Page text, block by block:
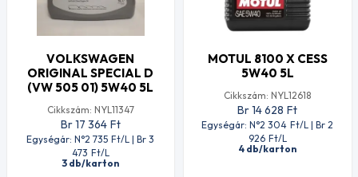
VOLKSWAGEN
ORIGINAL SPECIAL D
(VW 505 01) 5W40 5L
Cikkszám: NYL11347
Br 17 364 Ft
Egységár: N°2 735 Ft/L | Br 3
473 Ft/L
3 db/karton
MOTUL 8100 X CESS
5W40 5L
Cikkszám: NYL12618
Br 14 628 Ft
Egységár: N°2 304 Ft/L | Br 2
926 Ft/L
4 db/karton